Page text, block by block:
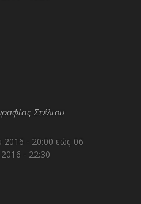
Στέλιου
2016 - 20:00 εώς 06
- 22:30